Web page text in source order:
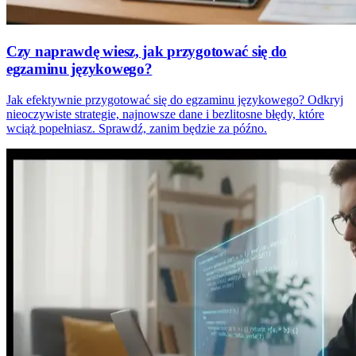
Czy naprawdę wiesz, jak przygotować się do
egzaminu językowego?
Jak efektywnie przygotować się do egzaminu językowego? Odkryj
nieoczywiste strategie, najnowsze dane i bezlitosne błędy, które
wciąż popełniasz. Sprawdź, zanim będzie za późno.